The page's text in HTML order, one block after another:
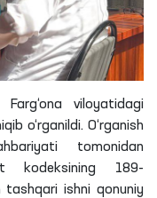
viloyatidagi
o‘rganildi. O‘rganish
tomonidan
kodeksining 189-
ishni qonuniy